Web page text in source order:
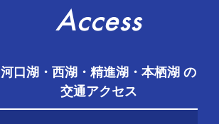
Access
河口湖・西湖・精進湖・本栖湖 の
交通アクセス